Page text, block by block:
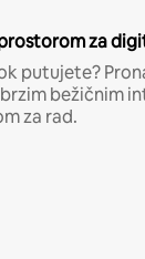
za
putujete?
bežičnim
za rad.